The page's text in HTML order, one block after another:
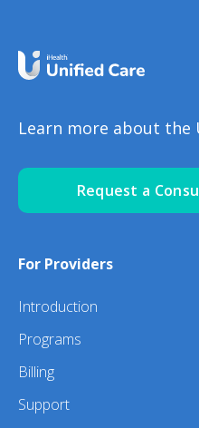
Learn more about the
Request a
For Providers
Introduction
Programs
Billing
Support